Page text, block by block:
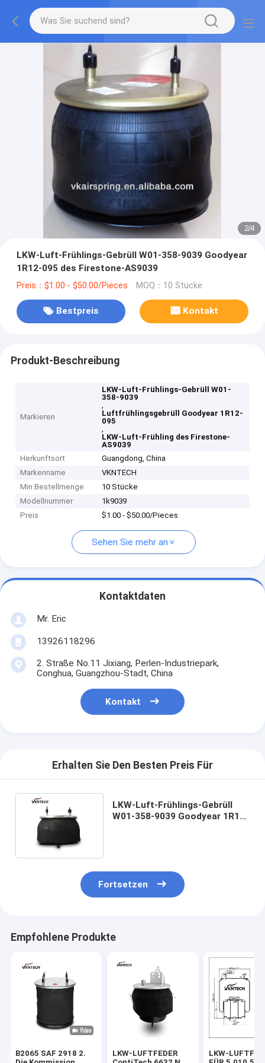
2/4
LKW-Luft-Frühlings-Gebrüll W01-358-9039 Goodyear
1R12-095 des Firestone-AS9039
Preis：$1.00 - $50.00/Pieces MOQ：10 Stücke
Bestpreis Kontakt
Produkt-Beschreibung
Markieren
LKW-Luft-Frühlings-Gebrüll W01-
358-9039
,
Luftfrühlingsgebrüll Goodyear 1R12-
095
,
LKW-Luft-Frühling des Firestone-
AS9039
Herkunftsort
Guangdong, China
Markenname
VKNTECH
Min Bestellmenge
10 Stücke
Modellnummer
1k9039
Preis
$1.00 - $50.00/Pieces
Sehen Sie mehr an
Kontaktdaten
Mr. Eric
13926118296
2. Straße No.11 Jixiang, Perlen-Industriepark,
Conghua, Guangzhou-Stadt, China
Kontakt
Erhalten Sie Den Besten Preis Für
LKW-Luft-Frühlings-Gebrüll
W01-358-9039 Goodyear 1R12-
Fortsetzen
Empfohlene Produkte
B2065 SAF 2918 2.
LKW-LUFTFEDER
LKW-